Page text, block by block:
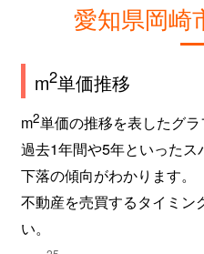
愛知県岡崎
m2単価推移
m2単価の推移を表したグラ
過去1年間や5年といったス
下落の傾向がわかります。
不動産を売買するタイミン
い。